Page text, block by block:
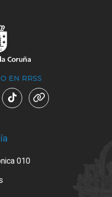
EN RRSS
010